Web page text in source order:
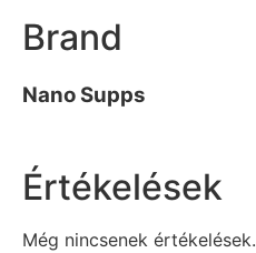
Brand
Nano Supps
Értékelések
Még nincsenek értékelések.